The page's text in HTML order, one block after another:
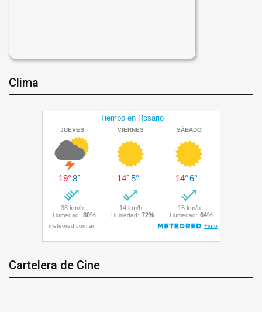
Clima
Cartelera de Cine